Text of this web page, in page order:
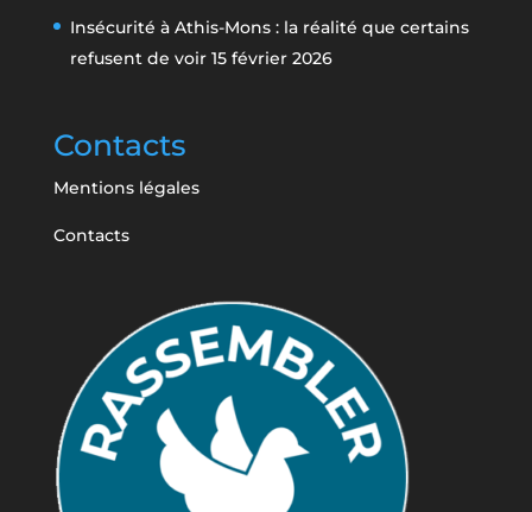
Insécurité à Athis-Mons : la réalité que certains
refusent de voir 15 février 2026
Contacts
Mentions légales
Contacts